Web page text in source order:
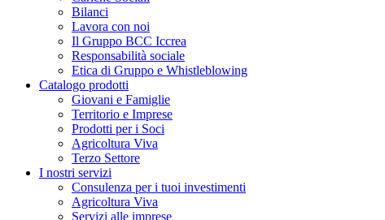
Bilanci
Lavora con noi
Il Gruppo BCC Iccrea
Responsabilità sociale
Etica di Gruppo e Whistleblowing
Catalogo prodotti
Giovani e Famiglie
Territorio e Imprese
Prodotti per i Soci
Agricoltura Viva
Terzo Settore
I nostri servizi
Consulenza per i tuoi investimenti
Agricoltura Viva
Servizi alle imprese